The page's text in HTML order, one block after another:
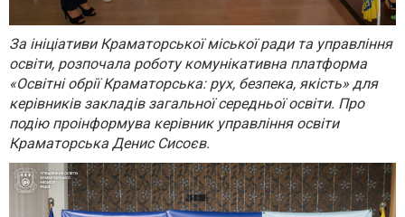
За ініціативи Краматорської міської ради та управління
освіти, розпочала роботу комунікативна платформа
«Освітні обрії Краматорська: рух, безпека, якість» для
керівників закладів загальної середньої освіти. Про
подію проінформува керівник управління освіти
Краматорська Денис Сисоєв.